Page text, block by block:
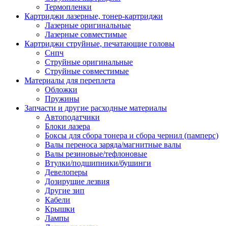
Муфта кабельная концевая
Муфта кабельная соединительная
Наконечник быстроразмыкаемый
Наконечник кабельный со
Наконечник кабельный трубчатый
медных проводников
Наконечник обжимной кабельный
медных проводников
din 46236
Наконечник-гильза для медных
проводников
Пружина постоянного давления
Сжим ответвительный,
Термопленки
Картриджи лазерные, тонер-картриджи
Лазерные оригинальные
Лазерные совместимые
Картриджи струйные, печатающие головы
Снпч
Струйные оригинальные
Струйные совместимые
Материалы для переплета
Обложки
Пружины
Запчасти и другие расходные материалы
Автоподатчики
Блоки лазера
Боксы для сбора тонера и сбора чернил (памперс)
Валы переноса заряда/магнитные валы
Валы резиновые/тефлоновые
Втулки/подшипники/бушинги
Девелоперы
Дозирущие лезвия
Другие зип
Кабели
Крышки
Лампы